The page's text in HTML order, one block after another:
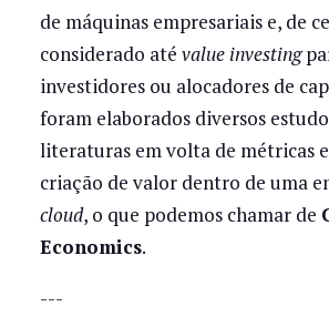
de máquinas empresariais e, de
considerado até value investing
investidores ou alocadores de
foram elaborados diversos
literaturas em volta de métricas
criação de valor dentro de uma
cloud, o que podemos chamar de
Economics.
---